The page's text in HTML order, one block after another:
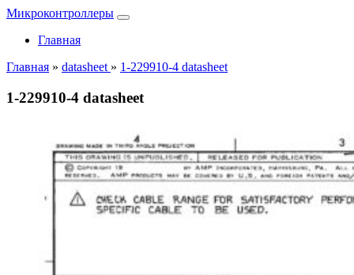
Микроконтроллеры
Главная
Главная » datasheet » 1-229910-4 datasheet
1-229910-4 datasheet